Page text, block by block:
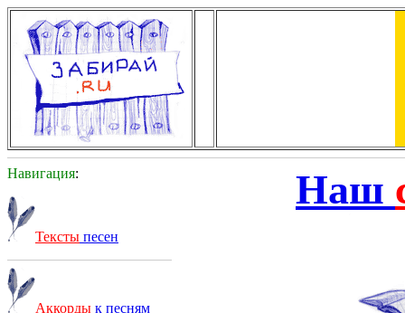
Навигация:
Тексты песен
Аккорды к песням
Наш